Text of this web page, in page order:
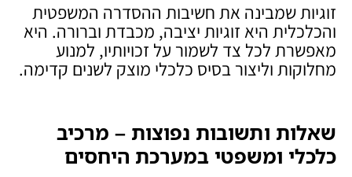
זוגיות שמבינה את חשיבות ההסדרה המשפטית
והכלכלית היא זוגיות יציבה, מכבדת וברורה. היא
מאפשרת לכל צד לשמור על זכויותיו, למנוע
מחלוקות וליצור בסיס כלכלי מוצק לשנים קדימה.
שאלות ותשובות נפוצות – מרכיב
כלכלי ומשפטי במערכת היחסים